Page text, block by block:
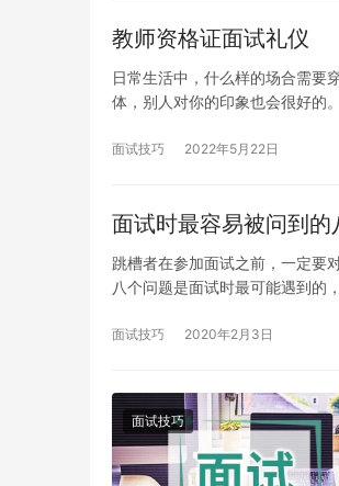
教师资格证面试礼仪
日常生活中，什么样的场合需要
体，别人对你的印象也会很好的
面试技巧 2022年5月22日
面试时最容易被问到
跳槽者在参加面试之前，一定要
八个问题是面试时最可能遇到的
面试技巧 2020年2月3日
面试技巧